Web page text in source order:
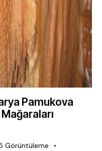
Pamukova
Görüntüleme